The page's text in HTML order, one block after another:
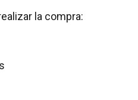
la compra: